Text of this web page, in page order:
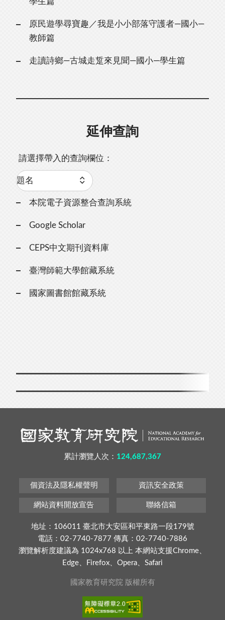
原民遊學尋寶趣／我是小小部落守護者—國小—
教師篇
走讀詩鄉—古城走踅來見聞—國小—學生篇
延伸查詢
請選擇帶入的查詢欄位：
本院電子資源整合查詢系統
Google Scholar
CEPS中文期刊資料庫
臺灣師範大學館藏系統
國家圖書館館藏系統
累計瀏覽人次： 124,687,367
個資法及隱私權聲明 資訊安全政策
網站資料開放宣告 聯絡信箱
地址：106011 臺北市大安區和平東路一段179號
電話：02-7740-7877 傳真：02-7740-7886
瀏覽解析度建議為 1024x768 以上 本網站支援Chrome、
Edge、Firefox、Opera、Safari
國家教育研究院 版權所有